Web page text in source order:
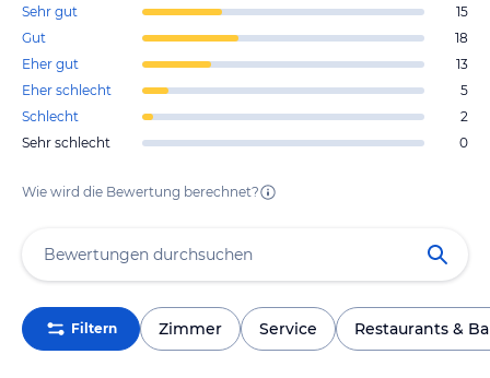
Sehr gut
15
Gut
18
Eher gut
13
Eher schlecht
5
Schlecht
2
Sehr schlecht
0
Wie wird die Bewertung berechnet?
Filtern Zimmer Service Restaurants &